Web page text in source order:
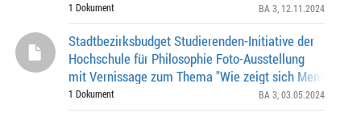
1 Dokument BA 3 , 12.11.2024
Stadtbezirksbudget Studierenden-Initiative der
Hochschule für Philosophie Foto-Ausstellung
mit Vernissage zum Thema "Wie zeigt sich
16.05. - 30.09.2024 4.009,00 Euro / Az. 0262.0
1 Dokument BA 3 , 03.05.2024